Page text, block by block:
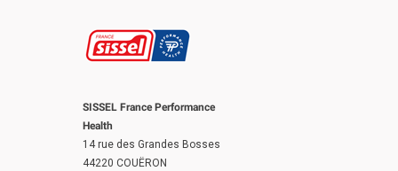
SISSEL France Performance
Health
14 rue des Grandes Bosses
44220 COUËRON